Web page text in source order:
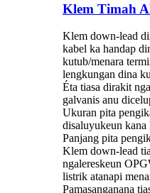
Klem Timah
Klem down-lead
kabel ka handap
kutub/menara
lengkungan dina
Éta tiasa dirakit
galvanis anu
Ukuran pita
disaluyukeun kana
Panjang pita
Klem down-lead
ngalereskeun
listrik atanapi
Pamasanganana